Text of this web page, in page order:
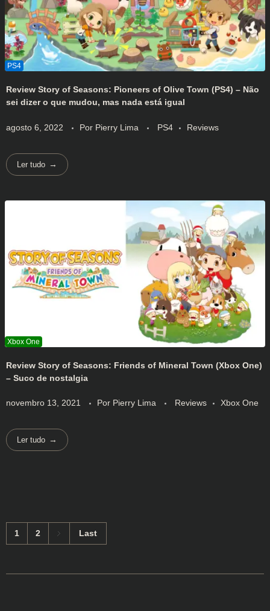
Review Story of Seasons: Pioneers of Olive Town (PS4) – Não
sei dizer o que mudou, mas nada está igual
agosto 6, 2022 Por Pierry Lima PS4 Reviews
Ler tudo
Review Story of Seasons: Friends of Mineral Town (Xbox One)
– Suco de nostalgia
novembro 13, 2021 Por Pierry Lima Reviews Xbox One
Ler tudo
1 2 Last